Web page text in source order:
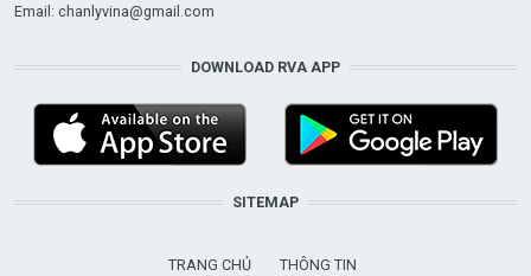
Email: chanlyvina@gmail.com
DOWNLOAD RVA APP
SITEMAP
TRANG CHỦ
THÔNG TIN